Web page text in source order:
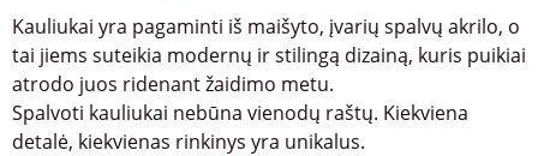
Kauliukai yra pagaminti iš maišyto, įvarių spalvų akrilo, o
tai jiems suteikia modernų ir stilingą dizainą, kuris puikiai
atrodo juos ridenant žaidimo metu.
Spalvoti kauliukai nebūna vienodų raštų. Kiekviena
detalė, kiekvienas rinkinys yra unikalus.